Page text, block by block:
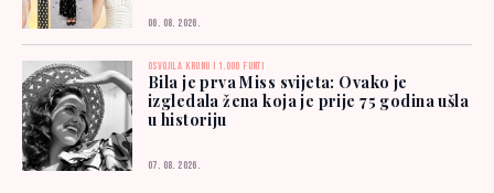
06. 08. 2026.
OSVOJILA KRUNU I 1.000 FUNTI
Bila je prva Miss svijeta: Ovako je
izgledala žena koja je prije 75 godina ušla
u historiju
07. 08. 2026.